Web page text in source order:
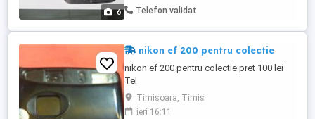
6
camere mirrorless și video sau dispozitive
Telefon validat
nikon ef 200 pentru colectie
nikon ef 200 pentru colectie pret 100 lei
Tel
Timisoara, Timis
ieri 16:11